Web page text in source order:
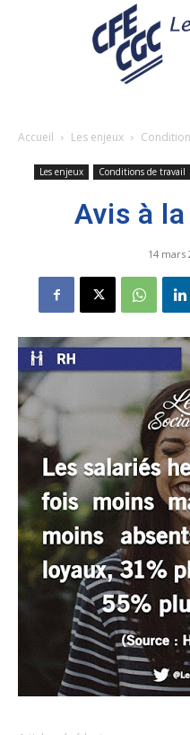
Accueil Les enjeux
Les enjeux Conditions de travail
Avis à
14 mars